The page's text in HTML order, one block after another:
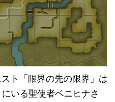
ト「限界の先の限界」は
いる聖使者ベニヒナさ